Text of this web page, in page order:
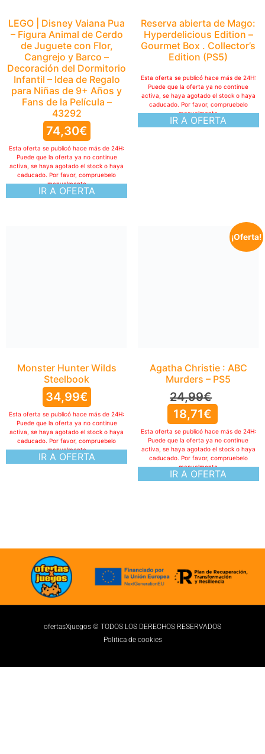
LEGO | Disney Vaiana Pua
– Figura Animal de Cerdo
de Juguete con Flor,
Cangrejo y Barco –
Decoración del Dormitorio
Infantil – Idea de Regalo
para Niñas de 9+ Años y
Fans de la Película –
43292
74,30€
IR A OFERTA
Esta oferta se publicó hace más de 24H:
Puede que la oferta ya no continue
activa, se haya agotado el stock o haya
caducado. Por favor, compruebelo
manualmente
Reserva abierta de Mago:
Hyperdelicious Edition –
Gourmet Box . Collector’s
Edition (PS5)
IR A OFERTA
Esta oferta se publicó hace más de 24H:
Puede que la oferta ya no continue
activa, se haya agotado el stock o haya
caducado. Por favor, compruebelo
manualmente
¡Oferta!
Agatha Christie : ABC
Murders – PS5
24,99€
18,71€
IR A OFERTA
Esta oferta se publicó hace más de 24H:
Puede que la oferta ya no continue
activa, se haya agotado el stock o haya
caducado. Por favor, compruebelo
manualmente
ofertasXjuegos © TODOS LOS DERECHOS RESERVADOS
Politica de cookies